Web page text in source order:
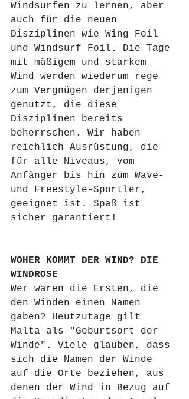
Windsurfen zu lernen, aber
auch für die neuen
Disziplinen wie Wing Foil
und Windsurf Foil. Die Tage
mit mäßigem und starkem
Wind werden wiederum rege
zum Vergnügen derjenigen
genutzt, die diese
Disziplinen bereits
beherrschen. Wir haben
reichlich Ausrüstung, die
für alle Niveaus, vom
Anfänger bis hin zum Wave-
und Freestyle-Sportler,
geeignet ist. Spaß ist
sicher garantiert!
WOHER KOMMT DER WIND? DIE
WINDROSE
Wer waren die Ersten, die
den Winden einen Namen
gaben? Heutzutage gilt
Malta als "Geburtsort der
Winde". Viele glauben, dass
sich die Namen der Winde
auf die Orte beziehen, aus
denen der Wind in Bezug auf